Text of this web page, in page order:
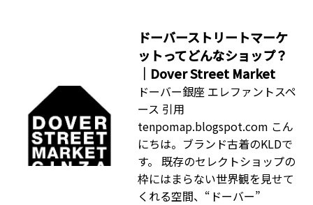
ドーバーストリートマーケ
ットってどんなショップ？
｜Dover Street Market
ドーバー銀座 エレファントスペ
ース 引用
tenpomap.blogspot.com こん
にちは。ブランド古着のKLDで
す。 既存のセレクトショップの
枠にはまらない世界観を見せて
くれる空間、“ドーバー”